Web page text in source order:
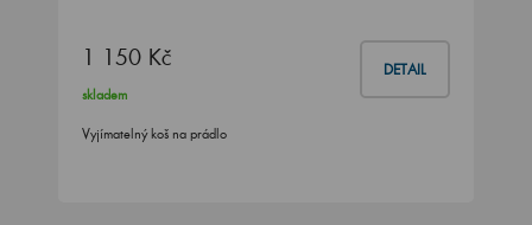
1 150 Kč DETAIL
skladem
Vyjímatelný koš na prádlo